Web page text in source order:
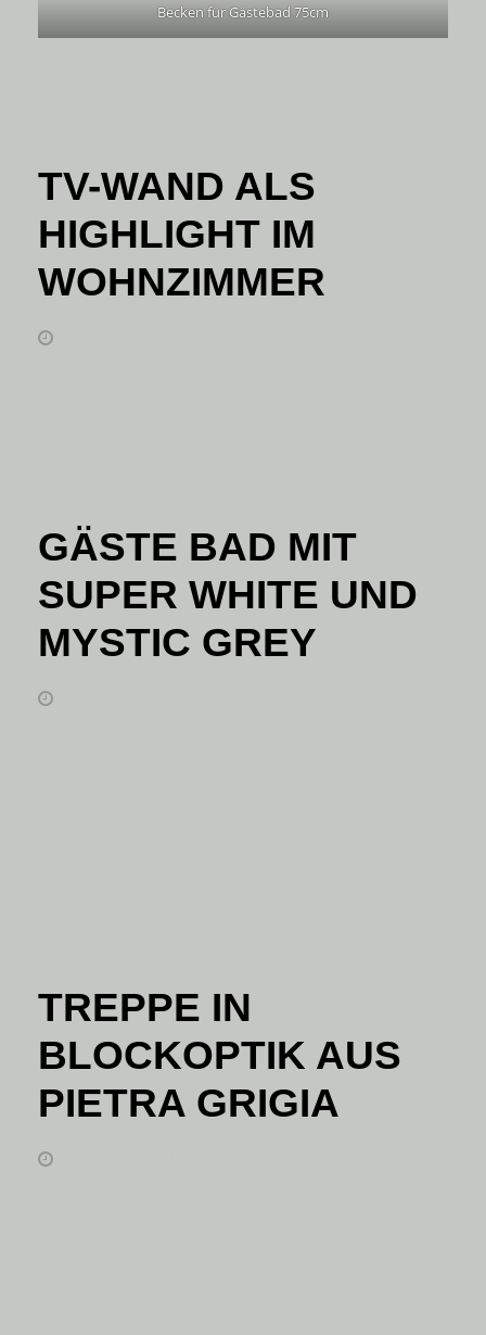
Becken für Gästebad 75cm
TV-WAND ALS
HIGHLIGHT IM
WOHNZIMMER
GÄSTE BAD MIT
SUPER WHITE UND
MYSTIC GREY
TREPPE IN
BLOCKOPTIK AUS
PIETRA GRIGIA